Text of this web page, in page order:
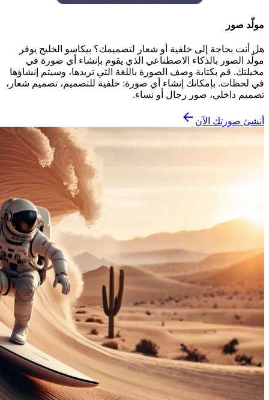
مولّد صور
هل أنت بحاجة إلى خلفية أو شعار لتصميمك؟ بيكاسو الخليج يوفر
مولّد الصور بالذكاء الاصطناعي الذي يقوم بإنشاء أي صورة في
مخيلتك. قم بكتابة وصف الصورة باللغة التي تريدها، وسيتم إنشاؤها
في لحظات. بإمكانك إنشاء أي صورة: خلفية للتصميم، تصميم شعار،
تصميم داخلي، صور رجال أو نساء.
أنشئ صورتك الآن